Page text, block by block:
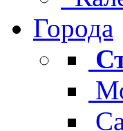
Города